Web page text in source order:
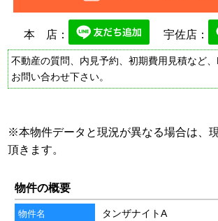
本 店： 宇佐店：
不動産の質問、内見予約、初期費用見積など
お問い合わせ下さい。
※本物件データと現況が異なる場合は、
頂きます。
物件の概要
物件名 タンザナイトA